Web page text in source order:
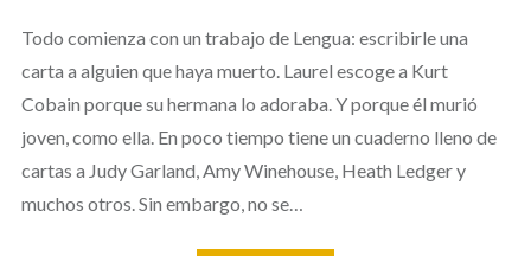
Todo comienza con un trabajo de Lengua: escribirle una
carta a alguien que haya muerto. Laurel escoge a Kurt
Cobain porque su hermana lo adoraba. Y porque él murió
joven, como ella. En poco tiempo tiene un cuaderno lleno de
cartas a Judy Garland, Amy Winehouse, Heath Ledger y
muchos otros. Sin embargo, no se…